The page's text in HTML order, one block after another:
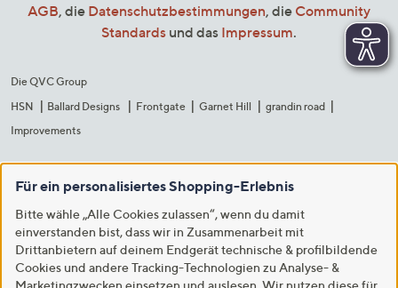
AGB, die Datenschutzbestimmungen, die Community
Standards und das Impressum.
Die QVC Group
HSN
Ballard Designs Frontgate Garnet Hill
grandin road
Improvements
Für ein personalisiertes Shopping-Erlebnis
Bitte wähle „Alle Cookies zulassen“, wenn du damit
einverstanden bist, dass wir in Zusammenarbeit mit
Drittanbietern auf deinem Endgerät technische & profilbildende
Cookies und andere Tracking-Technologien zu Analyse- &
Marketingzwecken einsetzen und auslesen. Wir nutzen diese für